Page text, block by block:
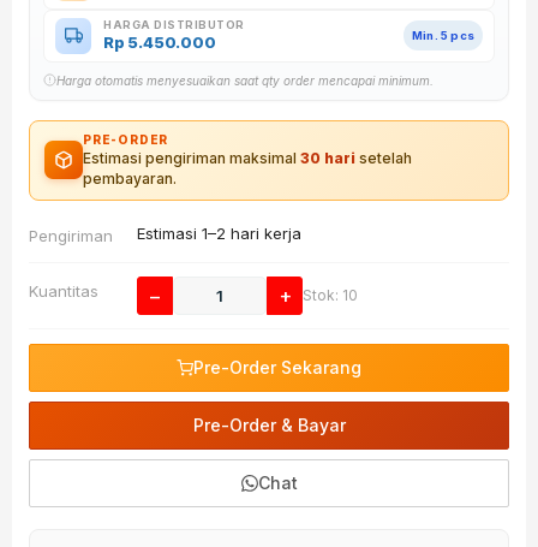
HARGA DISTRIBUTOR
Rp 5.450.000 Min. 5 pcs
Harga otomatis menyesuaikan saat qty order mencapai minimum.
PRE-ORDER
Estimasi pengiriman maksimal 30 hari setelah
pembayaran.
Pengiriman Estimasi 1–2 hari kerja
Kuantitas − + Stok: 10
Pre-Order Sekarang
Pre-Order & Bayar
Chat